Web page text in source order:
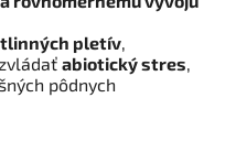
pletív,
abiotický stres,
pôdnych